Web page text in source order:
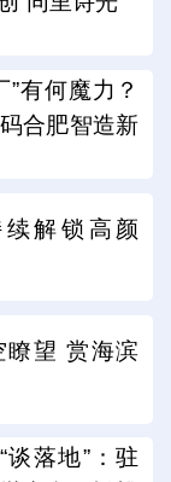
”有何魔力？
合肥智造新
解锁高颜
瞭望 赏海滨
谈落地”：驻